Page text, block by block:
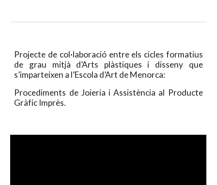
Projecte de col·laboració entre els cicles formatius
de grau mitjà d’Arts plàstiques i disseny que
s’imparteixen a l’Escola d’Art de Menorca:
Procediments de Joieria i Assistència al Producte
Gràfic Imprès.